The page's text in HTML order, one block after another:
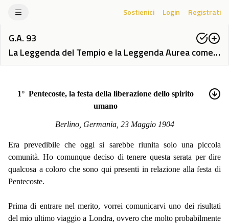
Sostienici Login Registrati
G.A. 93
La Leggenda del Tempio e la Leggenda Aurea come espressione simbolica dei misteri evolutivi passati e futuri dell'uomo
1° Pentecoste, la festa della liberazione dello spirito
umano
Berlino, Germania, 23 Maggio 1904
Era prevedibile che oggi si sarebbe riunita solo una piccola
comunità. Ho comunque deciso di tenere questa serata per dire
qualcosa a coloro che sono qui presenti in relazione alla festa di
Pentecoste.
Prima di entrare nel merito, vorrei comunicarvi uno dei risultati
del mio ultimo viaggio a Londra, ovvero che molto probabilmente